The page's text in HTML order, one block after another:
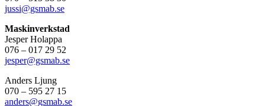
jussi@gsmab.se
Maskinverkstad
Jesper Holappa
076 – 017 29 52
jesper@gsmab.se
Anders Ljung
070 – 595 27 15
anders@gsmab.se